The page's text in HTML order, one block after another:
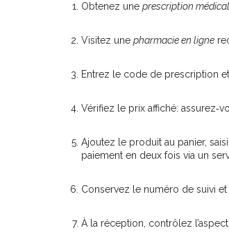
Obtenez une prescription
Visitez une pharmacie en ligne
Entrez le code de prescription
Vérifiez le prix affiché:
Ajoutez le produit au panier,
paiement en deux fois via un
Conservez le numéro de suivi
À la réception, contrôlez